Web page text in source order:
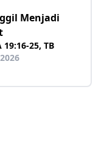
Menjadi
19:16-25, TB